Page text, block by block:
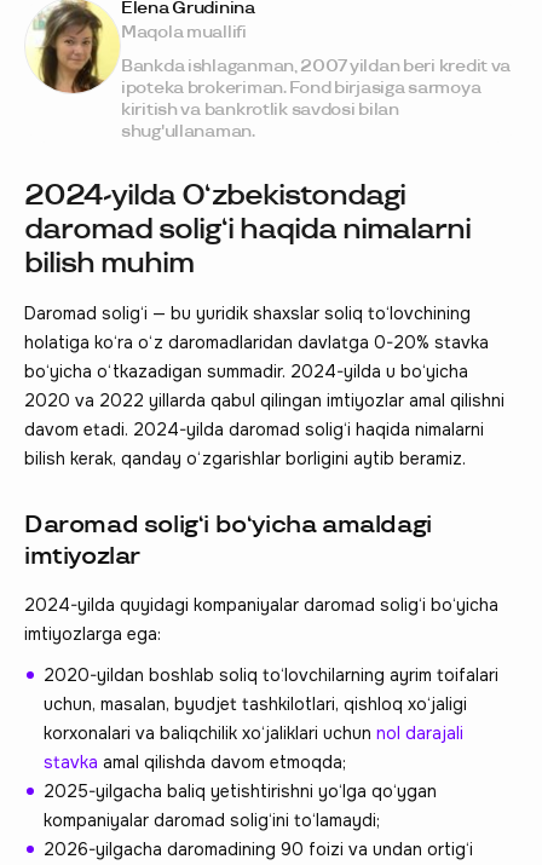
2024-yilda O‘zbekistondagi
daromad solig‘i haqida nimalarni
bilish muhim
Daromad solig‘i — bu yuridik shaxslar soliq to‘lovchining
holatiga ko‘ra o‘z daromadlaridan davlatga 0-20% stavka
bo‘yicha o‘tkazadigan summadir. 2024-yilda u bo‘yicha
2020 va 2022 yillarda qabul qilingan imtiyozlar amal qilishni
davom etadi. 2024-yilda daromad solig‘i haqida nimalarni
bilish kerak, qanday o‘zgarishlar borligini aytib beramiz.
Daromad solig‘i bo‘yicha amaldagi
imtiyozlar
2024-yilda quyidagi kompaniyalar daromad solig‘i bo‘yicha
imtiyozlarga ega:
2020-yildan boshlab soliq to‘lovchilarning ayrim toifalari
uchun, masalan, byudjet tashkilotlari, qishloq xo‘jaligi
korxonalari va baliqchilik xo‘jaliklari uchun nol darajali
stavka amal qilishda davom etmoqda;
2025-yilgacha baliq yetishtirishni yo‘lga qo‘ygan
kompaniyalar daromad solig‘ini to‘lamaydi;
2026-yilgacha daromadining 90 foizi va undan ortig‘i
Elena Grudinina
Maqola muallifi
Bankda ishlaganman, 2007 yildan beri kredit va
ipoteka brokeriman. Fond birjasiga sarmoya
kiritish va bankrotlik savdosi bilan
shug'ullanaman.